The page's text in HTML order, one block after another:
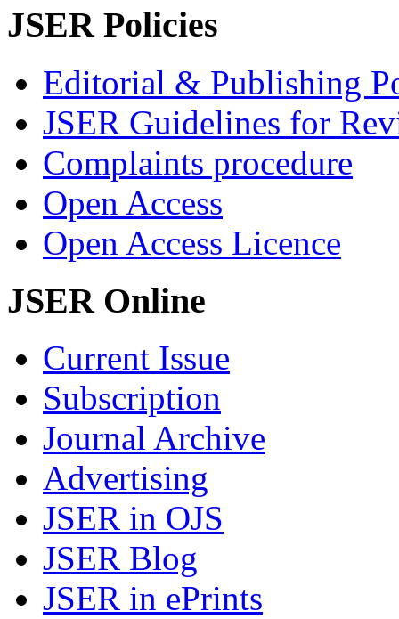
JSER Policies
Editorial & Publishing
JSER Guidelines for
Complaints procedure
Open Access
Open Access Licence
JSER Online
Current Issue
Subscription
Journal Archive
Advertising
JSER in OJS
JSER Blog
JSER in ePrints